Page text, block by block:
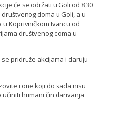
će se održati u Goli od 8,30
doma u Goli, a u
Koprivničkom Ivancu od
društvenog doma u
pridruže akcijama i daruju
i one koji do sada nisu
humani čin darivanja